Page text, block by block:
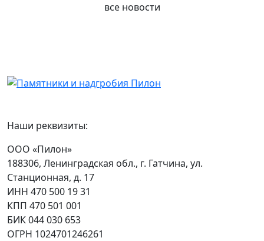
все новости
Наши реквизиты:
ООО «Пилон»
188306, Ленинградская обл., г. Гатчина, ул.
Станционная, д. 17
ИНН 470 500 19 31
КПП 470 501 001
БИК 044 030 653
ОГРН 1024701246261